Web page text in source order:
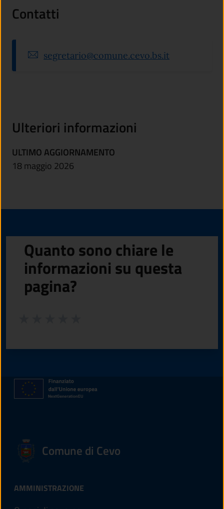
Contatti
segretario@comune.cevo.bs.it
Ulteriori informazioni
ULTIMO AGGIORNAMENTO
18 maggio 2026
Quanto sono chiare le
informazioni su questa
pagina?
Comune di Cevo
AMMINISTRAZIONE